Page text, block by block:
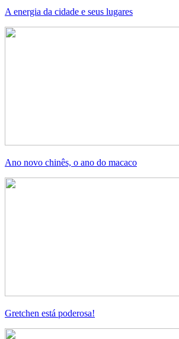
A energia da cidade e seus lugares
Ano novo chinês, o ano do macaco
Gretchen está poderosa!